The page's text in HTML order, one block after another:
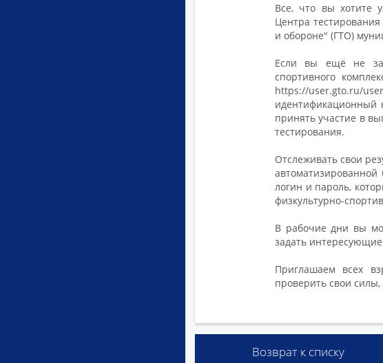
Все, что вы хотите
Центра
и обороне" (ГТО)
Если вы ещё не
спортивного
https://
идентификационный
принять участие в
тестирования.
Отслеживать свои
логин и пароль,
физкультурно-
В рабочие дни вы
задать
Приглашаем всех
проверить свои
Возврат к списку